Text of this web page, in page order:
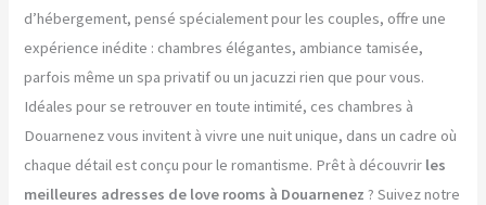
d’hébergement, pensé spécialement pour les couples, offre une
expérience inédite : chambres élégantes, ambiance tamisée,
parfois même un spa privatif ou un jacuzzi rien que pour vous.
Idéales pour se retrouver en toute intimité, ces chambres à
Douarnenez vous invitent à vivre une nuit unique, dans un cadre où
chaque détail est conçu pour le romantisme. Prêt à découvrir les
meilleures adresses de love rooms à Douarnenez ? Suivez notre